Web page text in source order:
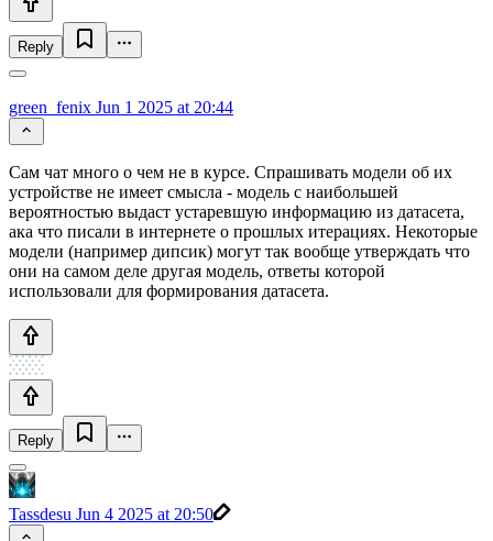
Reply
green_fenix Jun 1 2025 at 20:44
Сам чат много о чем не в курсе. Спрашивать модели об их
устройстве не имеет смысла - модель с наибольшей
вероятностью выдаст устаревшую информацию из датасета,
ака что писали в интернете о прошлых итерациях. Некоторые
модели (например дипсик) могут так вообще утверждать что
они на самом деле другая модель, ответы которой
использовали для формирования датасета.
Reply
Tassdesu Jun 4 2025 at 20:50